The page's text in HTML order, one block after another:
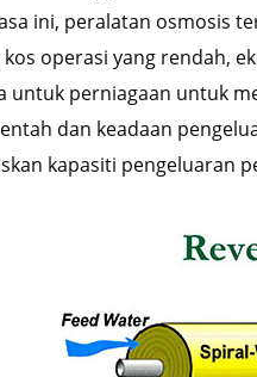
ini, peralatan osmosis
kos operasi yang rendah,
untuk perniagaan untuk
dan keadaan
kapasiti pengeluaran